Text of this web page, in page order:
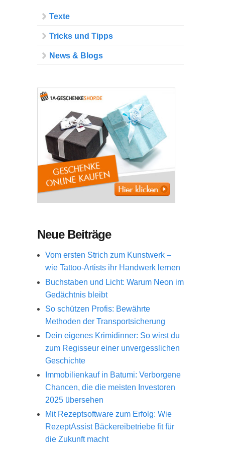
Texte
Tricks und Tipps
News & Blogs
Neue Beiträge
Vom ersten Strich zum Kunstwerk –
wie Tattoo-Artists ihr Handwerk lernen
Buchstaben und Licht: Warum Neon im
Gedächtnis bleibt
So schützen Profis: Bewährte
Methoden der Transportsicherung
Dein eigenes Krimidinner: So wirst du
zum Regisseur einer unvergesslichen
Geschichte
Immobilienkauf in Batumi: Verborgene
Chancen, die die meisten Investoren
2025 übersehen
Mit Rezeptsoftware zum Erfolg: Wie
RezeptAssist Bäckereibetriebe fit für
die Zukunft macht